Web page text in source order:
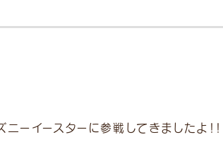
※ 受付
ニーイースターに参戦してきましたよ！！